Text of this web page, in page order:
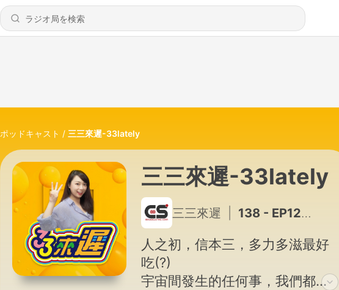
ポッドキャスト 三三來遲-33lately
三三來遲-33lately
三三來遲 138 - EP125// 從嘻哈葉子楣到全方位男偶像，【美麗本人 aka 李包比】的進化之路
人之初，信本三，多力多滋最好
吃(?)
宇宙間發生的任何事，我們都無